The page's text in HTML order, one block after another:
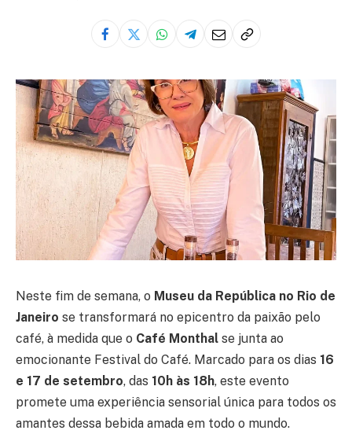
Neste fim de semana, o Museu da República no Rio de
Janeiro se transformará no epicentro da paixão pelo
café, à medida que o Café Monthal se junta ao
emocionante Festival do Café. Marcado para os dias 16
e 17 de setembro, das 10h às 18h, este evento
promete uma experiência sensorial única para todos os
amantes dessa bebida amada em todo o mundo.